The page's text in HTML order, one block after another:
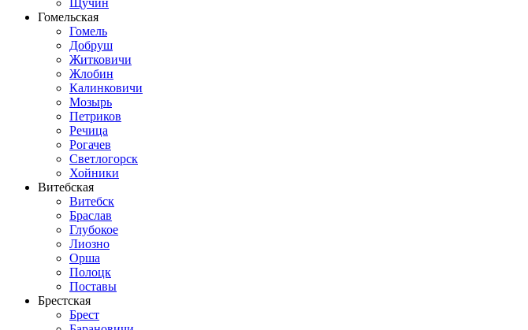
Гомельская
Гомель
Добруш
Житковичи
Жлобин
Калинковичи
Мозырь
Петриков
Речица
Рогачев
Светлогорск
Хойники
Витебская
Витебск
Браслав
Глубокое
Лиозно
Орша
Полоцк
Поставы
Брестская
Брест